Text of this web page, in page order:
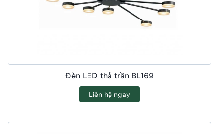
Đèn LED thả trần BL169
Liên hệ ngay